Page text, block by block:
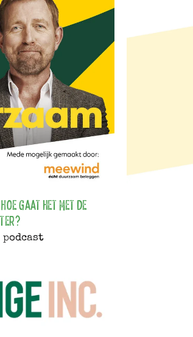
Hoe gaat het met de